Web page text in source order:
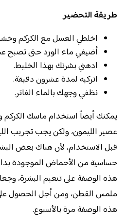
طريقة التحضير
اخلطي العسل مع الكركم
أضيفي ماء الورد حتى تصبح
ادهني بشرتك بهذا الخليط.
اتركيه لمدة عشرون دقيقة.
نظفي وجهك بالماء الفاتر.
يمكنك أيضاً استخدام ماسك
عصير الليمون، ولكن يجب تجريب
قبل الاستخدام، لأن هناك بعض
حساسية من الأحماض الموجودة
هذه الوصفة على تنعيم البشرة،
ملمس القطن، ومن أجل الحصول
هذه الوصفة مرة بالأسبوع.